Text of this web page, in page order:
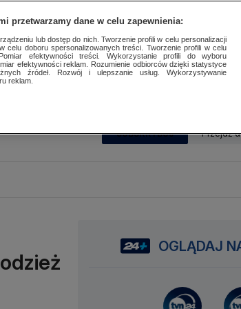
SUBSKRYBUJ Przejdź
OGLĄDAJ
przetwarzamy dane w celu zapewnienia:
lub dostęp do nich. Tworzenie profili w celu personalizacji
celu doboru spersonalizowanych treści. Tworzenie profili w celu
efektywności treści. Wykorzystanie profili do wyboru
efektywności reklam. Rozumienie odbiorców dzięki statystyce
źródeł. Rozwój i ulepszanie usług. Wykorzystywanie
reklam.